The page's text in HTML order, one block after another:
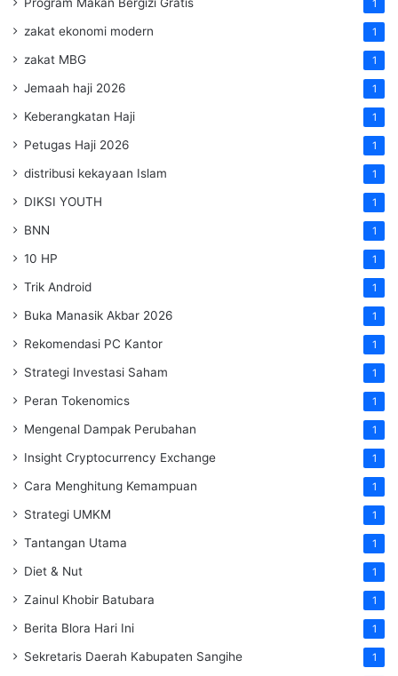
1
zakat ekonomi modern 1
zakat MBG 1
Jemaah haji 2026 1
Keberangkatan Haji 1
Petugas Haji 2026 1
distribusi kekayaan Islam 1
DIKSI YOUTH 1
BNN 1
10 HP 1
Trik Android 1
Buka Manasik Akbar 2026 1
Rekomendasi PC Kantor 1
Strategi Investasi Saham 1
Peran Tokenomics 1
Mengenal Dampak Perubahan 1
Insight Cryptocurrency Exchange 1
Cara Menghitung Kemampuan 1
Strategi UMKM 1
Tantangan Utama 1
Diet & Nut 1
Zainul Khobir Batubara 1
Berita Blora Hari Ini 1
Sekretaris Daerah Kabupaten Sangihe 1